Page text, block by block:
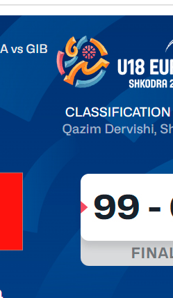
Moldova vs Gibraltar FIBA U18